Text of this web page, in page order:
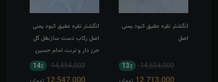
انگشتر نقره عقیق کبود یمنی
اصل
14,554,000 13٪
انگشتر نقره عقیق کبود یمنی
اصل رکاب دست سازبغل گل
حرز دار و تربت امام حسین
14,554,000 14٪